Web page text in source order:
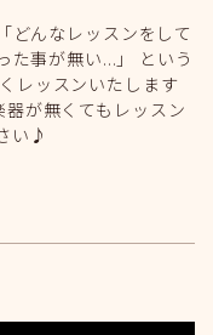
どんなレッスンをして
た事が無い...」 という
レッスンいたします
が無くてもレッスン
い♪